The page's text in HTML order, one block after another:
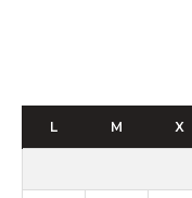
L M X